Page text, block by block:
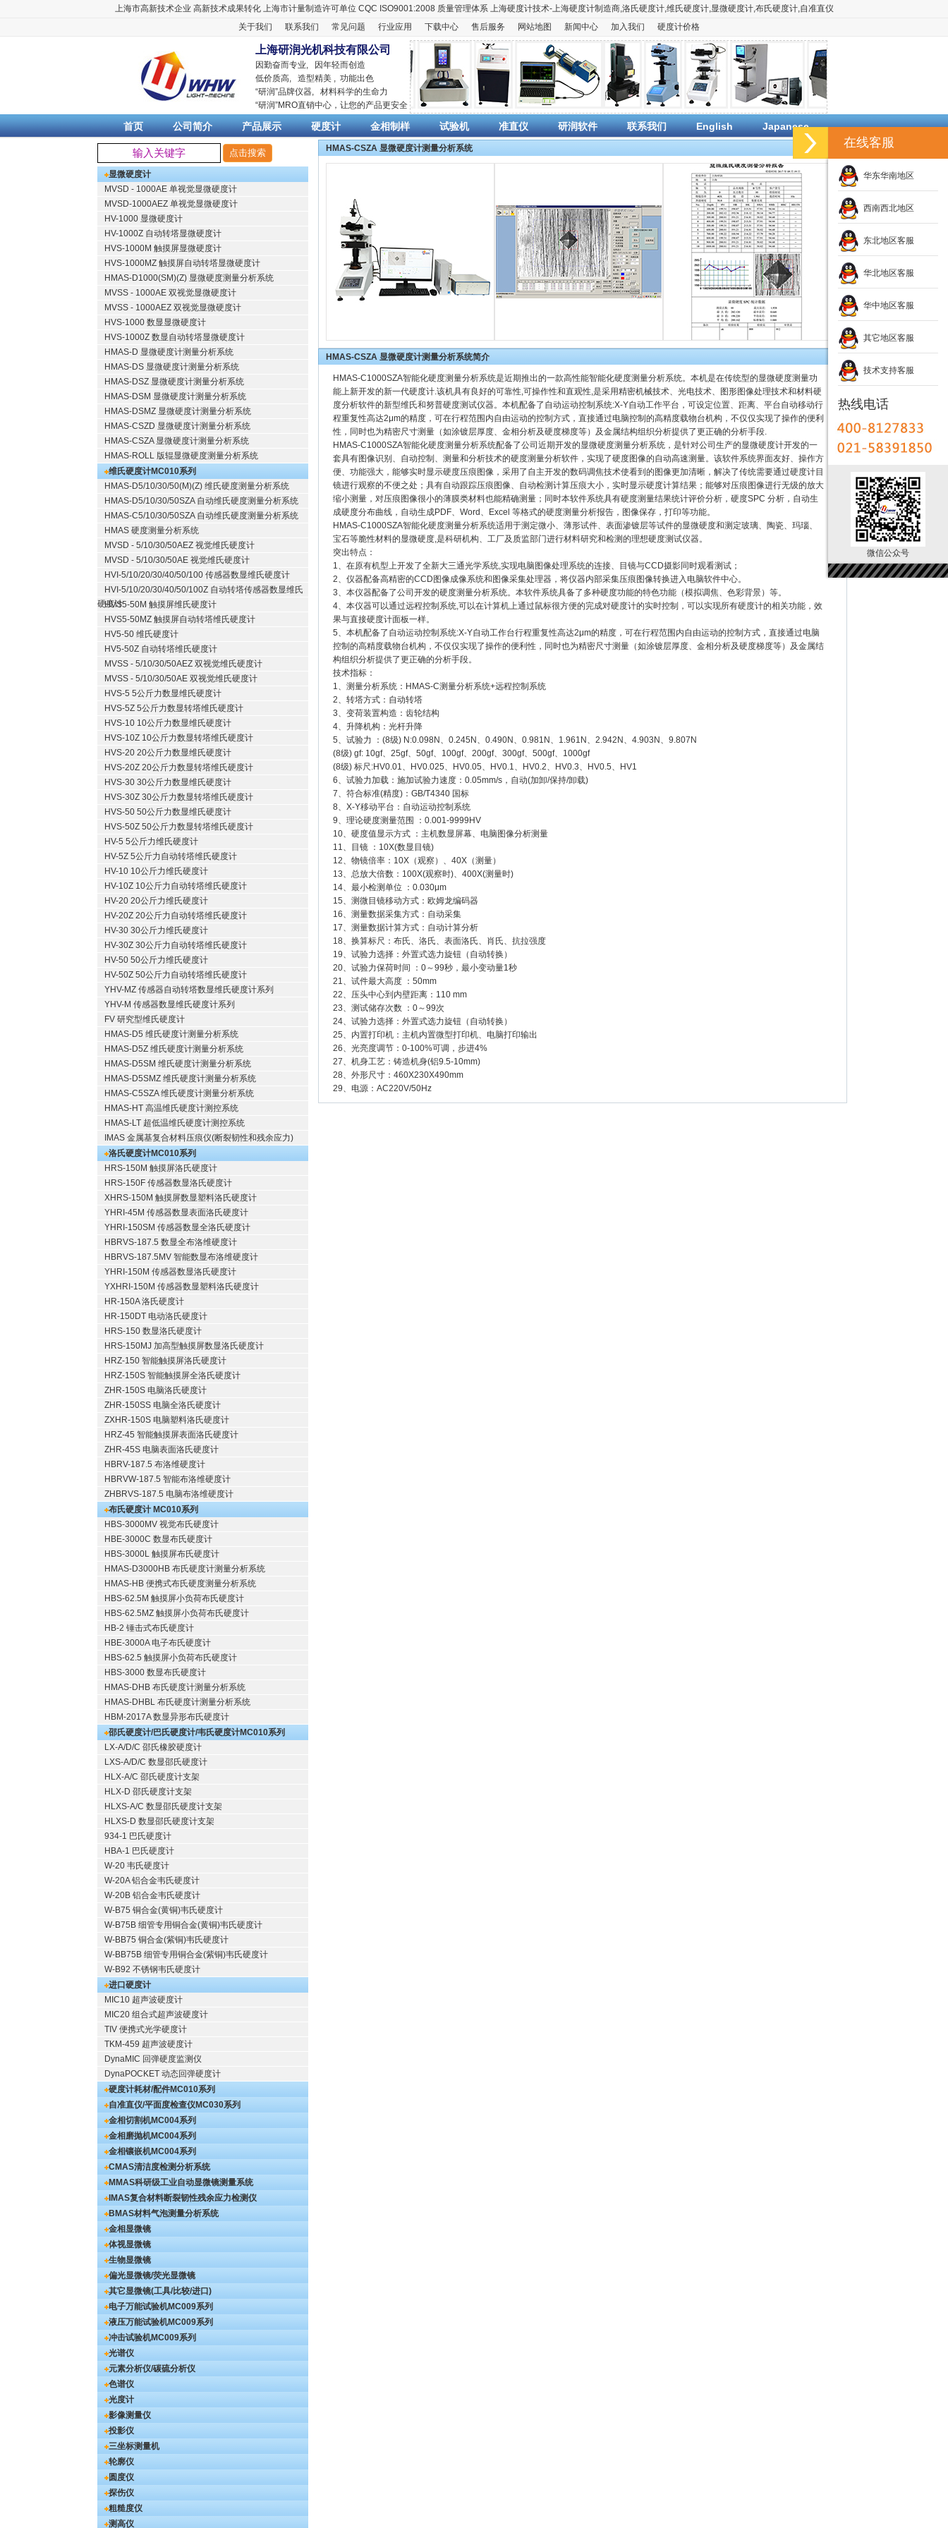
上海市高新技术企业 高新技术成果转化 上海市计量制造许可单位 CQC ISO9001:2008 质量管理体系 上海硬度计技术-上海硬度计制造商,洛氏硬度计,维氏硬度计,显微硬度计,布氏硬度计,自准直仪
关于我们
联系我们 常见问题 行业应用 下载中心 售后服务 网站地图 新闻中心 加入我们 硬度计价格
上海研润光机科技有限公司
因勤奋而专业, 因年轻而创造
低价质高, 造型精美 , 功能出色
“研润”品牌仪器, 材料科学的生命力
“研润”MRO直销中心，让您的产品更安全
首页 公司简介 产品展示 硬度计 金相制样 试验机 准直仪 研润软件 联系我们 English Japanese
显微硬度计
MVSD - 1000AE 单视觉显微硬度计
MVSD-1000AEZ 单视觉显微硬度计
HV-1000 显微硬度计
HV-1000Z 自动转塔显微硬度计
HVS-1000M 触摸屏显微硬度计
HVS-1000MZ 触摸屏自动转塔显微硬度计
HMAS-D1000(SM)(Z) 显微硬度测量分析系统
MVSS - 1000AE 双视觉显微硬度计
MVSS - 1000AEZ 双视觉显微硬度计
HVS-1000 数显显微硬度计
HVS-1000Z 数显自动转塔显微硬度计
HMAS-D 显微硬度计测量分析系统
HMAS-DS 显微硬度计测量分析系统
HMAS-DSZ 显微硬度计测量分析系统
HMAS-DSM 显微硬度计测量分析系统
HMAS-DSMZ 显微硬度计测量分析系统
HMAS-CSZD 显微硬度计测量分析系统
HMAS-CSZA 显微硬度计测量分析系统
HMAS-ROLL 版辊显微硬度测量分析系统
维氏硬度计MC010系列
HMAS-D5/10/30/50(M)(Z) 维氏硬度测量分析系统
HMAS-D5/10/30/50SZA 自动维氏硬度测量分析系统
HMAS-C5/10/30/50SZA 自动维氏硬度测量分析系统
HMAS 硬度测量分析系统
MVSD - 5/10/30/50AEZ 视觉维氏硬度计
MVSD - 5/10/30/50AE 视觉维氏硬度计
HVI-5/10/20/30/40/50/100 传感器数显维氏硬度计
HVI-5/10/20/30/40/50/100Z 自动转塔传感器数显维氏
硬度计
HVS5-50M 触摸屏维氏硬度计
HVS5-50MZ 触摸屏自动转塔维氏硬度计
HV5-50 维氏硬度计
HV5-50Z 自动转塔维氏硬度计
MVSS - 5/10/30/50AEZ 双视觉维氏硬度计
MVSS - 5/10/30/50AE 双视觉维氏硬度计
HVS-5 5公斤力数显维氏硬度计
HVS-5Z 5公斤力数显转塔维氏硬度计
HVS-10 10公斤力数显维氏硬度计
HVS-10Z 10公斤力数显转塔维氏硬度计
HVS-20 20公斤力数显维氏硬度计
HVS-20Z 20公斤力数显转塔维氏硬度计
HVS-30 30公斤力数显维氏硬度计
HVS-30Z 30公斤力数显转塔维氏硬度计
HVS-50 50公斤力数显维氏硬度计
HVS-50Z 50公斤力数显转塔维氏硬度计
HV-5 5公斤力维氏硬度计
HV-5Z 5公斤力自动转塔维氏硬度计
HV-10 10公斤力维氏硬度计
HV-10Z 10公斤力自动转塔维氏硬度计
HV-20 20公斤力维氏硬度计
HV-20Z 20公斤力自动转塔维氏硬度计
HV-30 30公斤力维氏硬度计
HV-30Z 30公斤力自动转塔维氏硬度计
HV-50 50公斤力维氏硬度计
HV-50Z 50公斤力自动转塔维氏硬度计
YHV-MZ 传感器自动转塔数显维氏硬度计系列
YHV-M 传感器数显维氏硬度计系列
FV 研究型维氏硬度计
HMAS-D5 维氏硬度计测量分析系统
HMAS-D5Z 维氏硬度计测量分析系统
HMAS-D5SM 维氏硬度计测量分析系统
HMAS-D5SMZ 维氏硬度计测量分析系统
HMAS-C5SZA 维氏硬度计测量分析系统
HMAS-HT 高温维氏硬度计测控系统
HMAS-LT 超低温维氏硬度计测控系统
IMAS 金属基复合材料压痕仪(断裂韧性和残余应力)
洛氏硬度计MC010系列
HRS-150M 触摸屏洛氏硬度计
HRS-150F 传感器数显洛氏硬度计
XHRS-150M 触摸屏数显塑料洛氏硬度计
YHRI-45M 传感器数显表面洛氏硬度计
YHRI-150SM 传感器数显全洛氏硬度计
HBRVS-187.5 数显全布洛维硬度计
HBRVS-187.5MV 智能数显布洛维硬度计
YHRI-150M 传感器数显洛氏硬度计
YXHRI-150M 传感器数显塑料洛氏硬度计
HR-150A 洛氏硬度计
HR-150DT 电动洛氏硬度计
HRS-150 数显洛氏硬度计
HRS-150MJ 加高型触摸屏数显洛氏硬度计
HRZ-150 智能触摸屏洛氏硬度计
HRZ-150S 智能触摸屏全洛氏硬度计
ZHR-150S 电脑洛氏硬度计
ZHR-150SS 电脑全洛氏硬度计
ZXHR-150S 电脑塑料洛氏硬度计
HRZ-45 智能触摸屏表面洛氏硬度计
ZHR-45S 电脑表面洛氏硬度计
HBRV-187.5 布洛维硬度计
HBRVW-187.5 智能布洛维硬度计
ZHBRVS-187.5 电脑布洛维硬度计
布氏硬度计 MC010系列
HBS-3000MV 视觉布氏硬度计
HBE-3000C 数显布氏硬度计
HBS-3000L 触摸屏布氏硬度计
HMAS-D3000HB 布氏硬度计测量分析系统
HMAS-HB 便携式布氏硬度测量分析系统
HBS-62.5M 触摸屏小负荷布氏硬度计
HBS-62.5MZ 触摸屏小负荷布氏硬度计
HB-2 锤击式布氏硬度计
HBE-3000A 电子布氏硬度计
HBS-62.5 触摸屏小负荷布氏硬度计
HBS-3000 数显布氏硬度计
HMAS-DHB 布氏硬度计测量分析系统
HMAS-DHBL 布氏硬度计测量分析系统
HBM-2017A 数显异形布氏硬度计
邵氏硬度计/巴氏硬度计/韦氏硬度计MC010系列
LX-A/D/C 邵氏橡胶硬度计
LXS-A/D/C 数显邵氏硬度计
HLX-A/C 邵氏硬度计支架
HLX-D 邵氏硬度计支架
HLXS-A/C 数显邵氏硬度计支架
HLXS-D 数显邵氏硬度计支架
934-1 巴氏硬度计
HBA-1 巴氏硬度计
W-20 韦氏硬度计
W-20A 铝合金韦氏硬度计
W-20B 铝合金韦氏硬度计
W-B75 铜合金(黄铜)韦氏硬度计
W-B75B 细管专用铜合金(黄铜)韦氏硬度计
W-BB75 铜合金(紫铜)韦氏硬度计
W-BB75B 细管专用铜合金(紫铜)韦氏硬度计
W-B92 不锈钢韦氏硬度计
进口硬度计
MIC10 超声波硬度计
MIC20 组合式超声波硬度计
TIV 便携式光学硬度计
TKM-459 超声波硬度计
DynaMIC 回弹硬度监测仪
DynaPOCKET 动态回弹硬度计
硬度计耗材/配件MC010系列
自准直仪/平面度检查仪MC030系列
金相切割机MC004系列
金相磨抛机MC004系列
金相镶嵌机MC004系列
CMAS清洁度检测分析系统
MMAS科研级工业自动显微镜测量系统
IMAS复合材料断裂韧性残余应力检测仪
BMAS材料气泡测量分析系统
金相显微镜
体视显微镜
生物显微镜
偏光显微镜/荧光显微镜
其它显微镜(工具/比较/进口)
电子万能试验机MC009系列
液压万能试验机MC009系列
冲击试验机MC009系列
光谱仪
元素分析仪/碳硫分析仪
色谱仪
光度计
影像测量仪
投影仪
三坐标测量机
轮廓仪
圆度仪
探伤仪
粗糙度仪
测高仪
HMAS-CSZA 显微硬度计测量分析系统
HMAS-CSZA 显微硬度计测量分析系统简介
HMAS-C1000SZA智能化硬度测量分析系统是近期推出的一款高性能智能化硬度测量分析系统。本机是在传统型的显微硬度测量功
能上新开发的新一代硬度计.该机具有良好的可靠性,可操作性和直观性,是采用精密机械技术、光电技术、图形图像处理技术和材料硬
度分析软件的新型维氏和努普硬度测试仪器。本机配备了自动运动控制系统:X-Y自动工作平台，可设定位置、距离、平台自动移动行
程重复性高达2μm的精度，可在行程范围内自由运动的控制方式，直接通过电脑控制的高精度载物台机构，不仅仅实现了操作的便利
性，同时也为精密尺寸测量（如涂镀层厚度、金相分析及硬度梯度等）及金属结构组织分析提供了更正确的分析手段.
HMAS-C1000SZA智能化硬度测量分析系统配备了公司近期开发的显微硬度测量分析系统，是针对公司生产的显微硬度计开发的一
套具有图像识别、自动控制、测量和分析技术的硬度测量分析软件，实现了硬度图像的自动高速测量。该软件系统界面友好、操作方
便、功能强大，能够实时显示硬度压痕图像，采用了自主开发的数码调焦技术使看到的图像更加清晰，解决了传统需要通过硬度计目
镜进行观察的不便之处；具有自动跟踪压痕图像、自动检测计算压痕大小，实时显示硬度计算结果；能够对压痕图像进行无级的放大
缩小测量，对压痕图像很小的薄膜类材料也能精确测量；同时本软件系统具有硬度测量结果统计评价分析，硬度SPC 分析，自动生
成硬度分布曲线，自动生成PDF、Word、Excel 等格式的硬度测量分析报告，图像保存，打印等功能。
HMAS-C1000SZA智能化硬度测量分析系统适用于测定微小、薄形试件、表面渗镀层等试件的显微硬度和测定玻璃、陶瓷、玛瑙、
宝石等脆性材料的显微硬度,是科研机构、工厂及质监部门进行材料研究和检测的理想硬度测试仪器。
突出特点：
1、在原有机型上开发了全新大三通光学系统,实现电脑图像处理系统的连接、目镜与CCD摄影同时观看测试；
2、仪器配备高精密的CCD图像成像系统和图像采集处理器，将仪器内部采集压痕图像转换进入电脑软件中心。
3、本仪器配备了公司开发的硬度测量分析系统。本软件系统具备了多种硬度功能的特色功能（模拟调焦、色彩背景）等。
4、本仪器可以通过远程控制系统,可以在计算机上通过鼠标很方便的完成对硬度计的实时控制，可以实现所有硬度计的相关功能，效
果与直接硬度计面板一样。
5、本机配备了自动运动控制系统:X-Y自动工作台行程重复性高达2μm的精度，可在行程范围内自由运动的控制方式，直接通过电脑
控制的高精度载物台机构，不仅仅实现了操作的便利性，同时也为精密尺寸测量（如涂镀层厚度、金相分析及硬度梯度等）及金属结
构组织分析提供了更正确的分析手段。
技术指标：
1、测量分析系统：HMAS-C测量分析系统+远程控制系统
2、转塔方式：自动转塔
3、变荷装置构造：齿轮结构
4、升降机构：光杆升降
5、试验力 ：(8级) N:0.098N、0.245N、0.490N、0.981N、1.961N、2.942N、4.903N、9.807N
(8级) gf: 10gf、25gf、50gf、100gf、200gf、300gf、500gf、1000gf
(8级) 标尺:HV0.01、HV0.025、HV0.05、HV0.1、HV0.2、HV0.3、HV0.5、HV1
6、试验力加载：施加试验力速度：0.05mm/s，自动(加卸/保持/卸载)
7、符合标准(精度)：GB/T4340 国标
8、X-Y移动平台：自动运动控制系统
9、理论硬度测量范围 ：0.001-9999HV
10、硬度值显示方式 ：主机数显屏幕、电脑图像分析测量
11、目镜 ：10X(数显目镜)
12、物镜倍率：10X（观察）、40X（测量）
13、总放大倍数：100X(观察时)、400X(测量时)
14、最小检测单位 ：0.030μm
15、测微目镜移动方式：欧姆龙编码器
16、测量数据采集方式：自动采集
17、测量数据计算方式：自动计算分析
18、换算标尺：布氏、洛氏、表面洛氏、肖氏、抗拉强度
19、试验力选择：外置式选力旋钮（自动转换）
20、试验力保荷时间 ：0～99秒，最小变动量1秒
21、试件最大高度 ：50mm
22、压头中心到内壁距离：110 mm
23、测试储存次数 ：0～99次
24、试验力选择：外置式选力旋钮（自动转换）
25、内置打印机：主机内置微型打印机、电脑打印输出
26、光亮度调节：0-100%可调，步进4%
27、机身工艺：铸造机身(铝9.5-10mm)
28、外形尺寸：460X230X490mm
29、电源：AC220V/50Hz
在线客服
华东华南地区
西南西北地区
东北地区客服
华北地区客服
华中地区客服
其它地区客服
技术支持客服
热线电话
微信公众号